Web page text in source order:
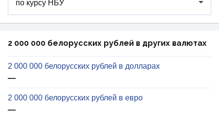
2 000 000 белорусских рублей в других валютах
2 000 000 белорусских рублей в долларах
—
2 000 000 белорусских рублей в евро
—